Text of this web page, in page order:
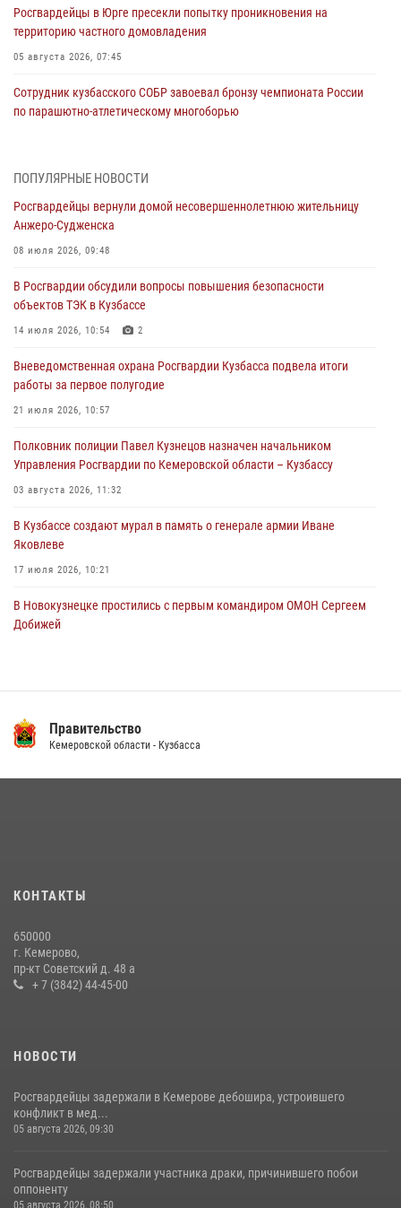
Росгвардейцы в Юрге пресекли попытку проникновения на
территорию частного домовладения
05 августа 2026, 07:45
Сотрудник кузбасского СОБР завоевал бронзу чемпионата России
по парашютно-атлетическому многоборью
Кузбассовцы высоко оценили качество предоставления
04 августа 2026, 09:42
Росгвардейцы помогли разыскать троих юных путешественников из
04 августа 2026, 08:42
Росгвардейцы задержали нарушителя общественного порядка в
04 августа 2026, 07:41
Кемеровские росгвардейцы пресекли попытку хищения товара
04 августа 2026, 06:32
ПОПУЛЯРНЫЕ НОВОСТИ
Росгвардейцы вернули домой несовершеннолетнюю жительницу
Анжеро-Судженска
08 июля 2026, 09:48
В Росгвардии обсудили вопросы повышения безопасности
объектов ТЭК в Кузбассе
14 июля 2026, 10:54 2
Вневедомственная охрана Росгвардии Кузбасса подвела итоги
работы за первое полугодие
21 июля 2026, 10:57
Полковник полиции Павел Кузнецов назначен начальником
Управления Росгвардии по Кемеровской области – Кузбассу
03 августа 2026, 11:32
В Кузбассе создают мурал в память о генерале армии Иване
Яковлеве
17 июля 2026, 10:21
В Новокузнецке простились с первым командиром ОМОН Сергеем
Добижей
14 июля 2026, 08:52 1
20 июля 2026, 08:52
гипермаркета товары на 13 тысяч рублей (ВИДЕО)
16 июля 2026, 06:43
Правительство
Кемеровской области - Кузбасса
КОНТАКТЫ
650000
г. Кемерово,
пр-кт Советский д. 48 а
+ 7 (3842) 44-45-00
НОВОСТИ
Росгвардейцы задержали в Кемерове дебошира, устроившего
конфликт в мед...
05 августа 2026, 09:30
Росгвардейцы задержали участника драки, причинившего побои
оппоненту
05 августа 2026, 08:50